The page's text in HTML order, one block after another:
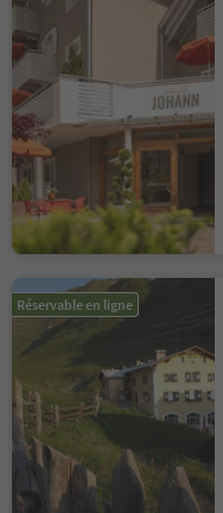
Réservable en ligne